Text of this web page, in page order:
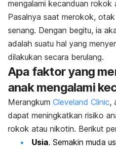
mengalami kecanduan rokok
Pasalnya saat merokok,
senang. Dengan begitu, ia
adalah suatu hal yang
dilakukan secara berulang.
Apa faktor yang
anak mengalami
Merangkum Cleveland Clinic,
dapat meningkatkan risiko
rokok atau nikotin. Berikut
Usia. Semakin muda